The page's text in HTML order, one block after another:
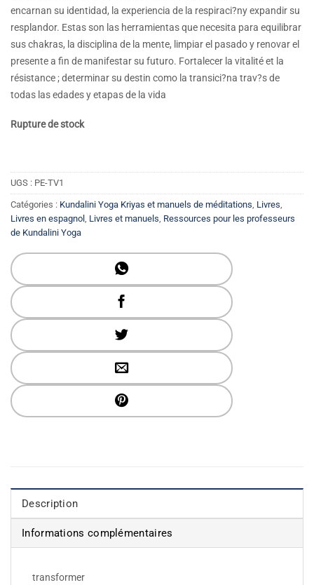
encarnan su identidad, la experiencia de la respiraci?ny expandir su
resplandor. Estas son las herramientas que necesita para equilibrar
sus chakras, la disciplina de la mente, limpiar el pasado y renovar el
presente a fin de manifestar su futuro. Fortalecer la vitalité et la
résistance ; determinar su destin como la transici?na trav?s de
todas las edades y etapas de la vida
Rupture de stock
UGS : PE-TV1
Catégories : Kundalini Yoga Kriyas et manuels de méditations, Livres,
Livres en espagnol , Livres et manuels, Ressources pour les professeurs
de Kundalini Yoga
Description
Informations complémentaires
transformer